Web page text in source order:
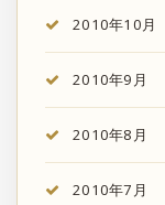
2010年10月
2010年9月
2010年8月
2010年7月